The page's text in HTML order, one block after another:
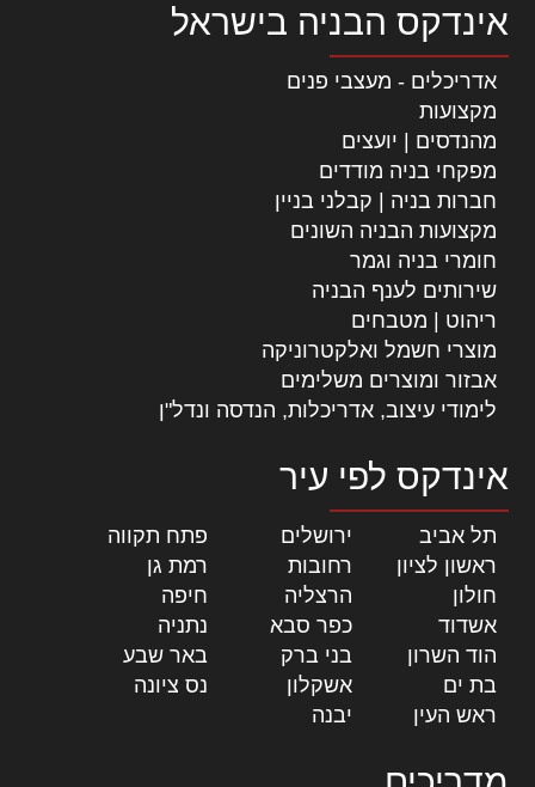
אינדקס הבניה בישראל
אדריכלים - מעצבי פנים
מקצועות
מהנדסים | יועצים
מפקחי בניה מודדים
חברות בניה | קבלני בניין
מקצועות הבניה השונים
חומרי בניה וגמר
שירותים לענף הבניה
ריהוט | מטבחים
מוצרי חשמל ואלקטרוניקה
אבזור ומוצרים משלימים
לימודי עיצוב, אדריכלות, הנדסה ונדל"ן
אינדקס לפי עיר
תל אביב ירושלים פתח תקווה
ראשון לציון
רחובות רמת גן
חולון
הרצליה חיפה
אשדוד
כפר סבא נתניה
הוד השרון
בני ברק באר שבע
בת ים
אשקלון נס ציונה
ראש העין
יבנה